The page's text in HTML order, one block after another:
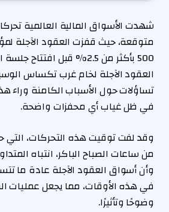
شهدت الأسواق المالية العالمية
متوقعة، حيث قفزت العقود الآجلة
500 بأكثر من 2.5% قبل
تساؤلات حول الأسباب الكامنة وراء
في ظل غياب أي محفزات واضحة.
وقد لفت توقيت هذه التحركات،
من ساعات الصباح الباكر، انتباه
وأن أسواق العقود الآجلة عادة ما
في هذه الأوقات، مما يجعل عمليات
وضوحًا وتأثيرًا.